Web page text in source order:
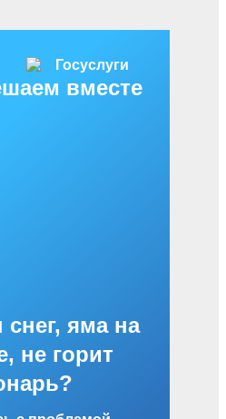
вместе
снег, яма на
не горит